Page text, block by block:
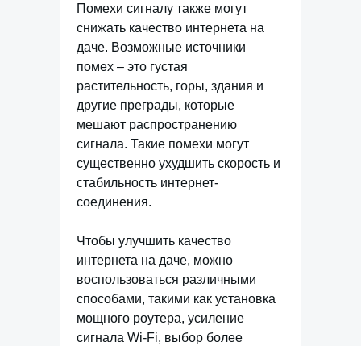
Помехи сигналу также могут
снижать качество интернета на
даче. Возможные источники
помех – это густая
растительность, горы, здания и
другие преграды, которые
мешают распространению
сигнала. Такие помехи могут
существенно ухудшить скорость и
стабильность интернет-
соединения.
Чтобы улучшить качество
интернета на даче, можно
воспользоваться различными
способами, такими как установка
мощного роутера, усиление
сигнала Wi-Fi, выбор более